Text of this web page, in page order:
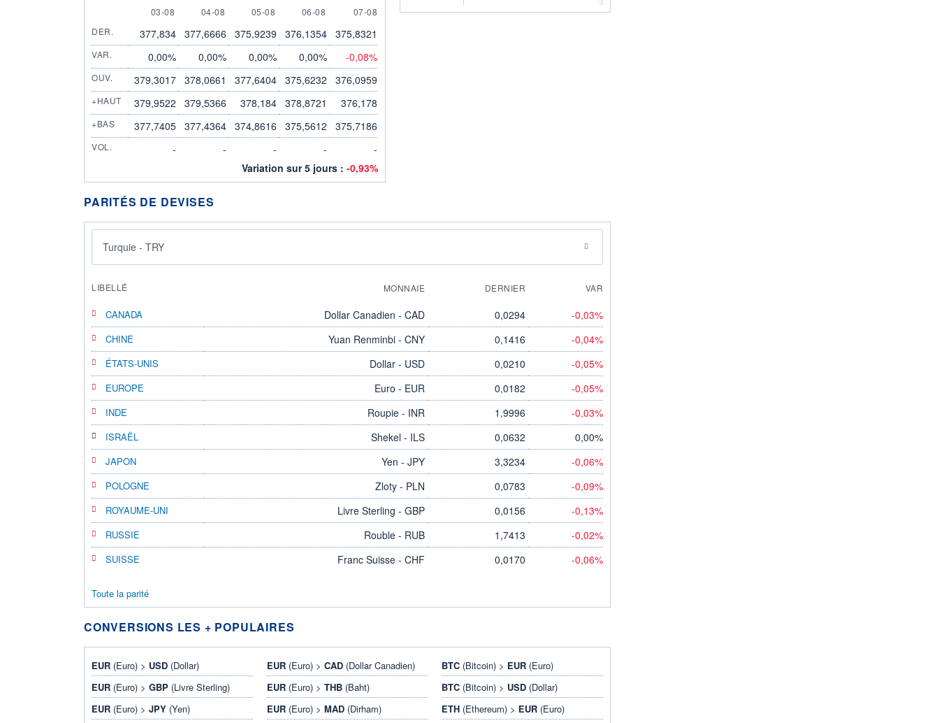
3 AUGUST
03-08 4 AUGUST
04-08 5 AUGUST
05-08 6 AUGUST
06-08 7 AUGUST
07-08
DER.
377,834 377,6666 375,9239 376,1354 375,8321
VAR. 0,00% 0,00% 0,00% 0,00% -0,08%
OUV. 379,3017 378,0661 377,6404 375,6232 376,0959
+HAUT 379,9522 379,5366 378,184 378,8721 376,178
+BAS 377,7405 377,4364 374,8616 375,5612 375,7186
VOL. - - - -
-
Variation sur 5 jours : -0,93%
PARITÉS DE DEVISES
Turquie - TRY
LIBELLÉ MONNAIE DERNIER VAR
CANADA Dollar Canadien - CAD 0,0294 -0,03%
CHINE Yuan Renminbi - CNY 0,1416 -0,04%
ÉTATS-UNIS Dollar - USD 0,0210 -0,05%
EUROPE Euro - EUR 0,0182 -0,05%
INDE Roupie - INR 1,9996 -0,03%
ISRAËL Shekel - ILS 0,0632 0,00%
JAPON Yen - JPY 3,3234 -0,06%
POLOGNE Zloty - PLN 0,0783 -0,09%
ROYAUME-UNI Livre Sterling - GBP 0,0156 -0,13%
RUSSIE Rouble - RUB 1,7413 -0,02%
SUISSE Franc Suisse - CHF 0,0170 -0,06%
Toute la parité
CONVERSIONS LES + POPULAIRES
EUR (Euro) > USD (Dollar)
EUR (Euro) > GBP (Livre Sterling)
EUR (Euro) > JPY (Yen)
EUR(Euro) > CAD(Dollar Canadien)
EUR(Euro) > THB(Baht)
EUR(Euro) > MAD(Dirham)
BTC (Bitcoin) > EUR (Euro)
BTC (Bitcoin) > USD (Dollar)
ETH (Ethereum) > EUR (Euro)